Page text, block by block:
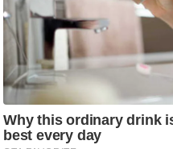
हॉ
ली
वु
ड
फि
ल्म
स